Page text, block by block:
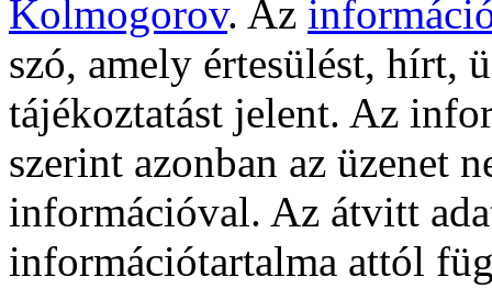
Kolmogorov. Az
szó, amely értesülést, hírt,
tájékoztatást jelent. Az
szerint azonban az üzenet
információval. Az átvitt
információtartalma attól